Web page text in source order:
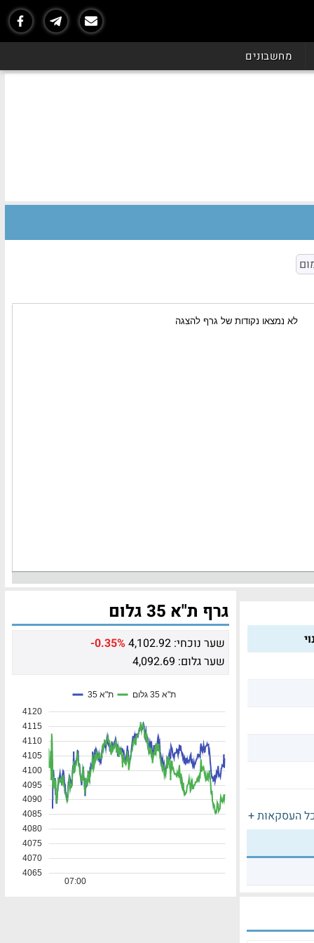
מחשבונים
העסקאות +
גרף ת"א 35 גלום
שער נוכחי: 4,102.92
-0.35%
שער גלום: 4,092.69